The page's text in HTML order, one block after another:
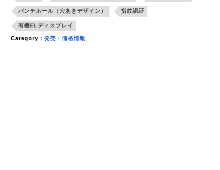
パンチホール（穴あきデザイン） 指紋認証
有機ELディスプレイ
Category：発売・価格情報